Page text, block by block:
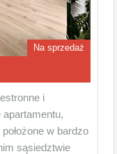
Na sprzedaż
i
w bardzo
sąsiedztwie